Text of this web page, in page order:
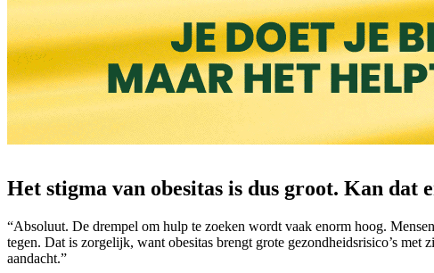
Het stigma van obesitas is dus groot. Kan dat
“Absoluut. De drempel om hulp te zoeken wordt vaak enorm hoog.
tegen. Dat is zorgelijk, want obesitas brengt grote gezondheidsrisico’s
aandacht.”